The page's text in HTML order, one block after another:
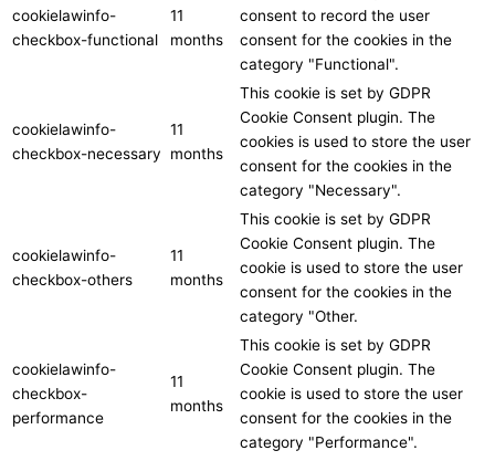
cookielawinfo-
checkbox-functional
11
months
consent to record the user
consent for the cookies in the
category "Functional".
cookielawinfo-
checkbox-necessary
11
months
This cookie is set by GDPR
Cookie Consent plugin. The
cookies is used to store the user
consent for the cookies in the
category "Necessary".
cookielawinfo-
checkbox-others
11
months
This cookie is set by GDPR
Cookie Consent plugin. The
cookie is used to store the user
consent for the cookies in the
category "Other.
cookielawinfo-
checkbox-
performance
11
months
This cookie is set by GDPR
Cookie Consent plugin. The
cookie is used to store the user
consent for the cookies in the
category "Performance".